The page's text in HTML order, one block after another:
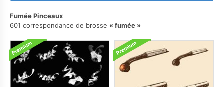
Fumée Pinceaux
601 correspondance de brosse
fumée